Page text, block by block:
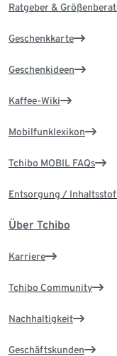
Ratgeber &
Geschenkkarte
Geschenkideen
Kaffee-Wiki
Mobilfunklexikon
Tchibo MOBIL FAQs
Entsorgung /
Über Tchibo
Karriere
Tchibo Community
Nachhaltigkeit
Geschäftskunden